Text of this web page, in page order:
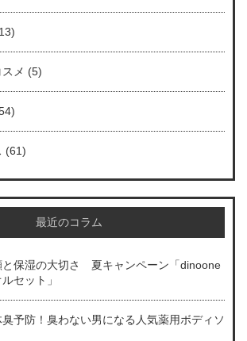
メ (5)
(61)
最近のコラム
と保湿の大切さ 夏キャンペーン「dinoone
セット」
予防！臭わない男になる人気薬用ボディソ